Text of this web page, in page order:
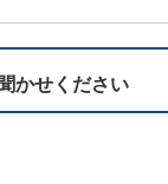
かせください